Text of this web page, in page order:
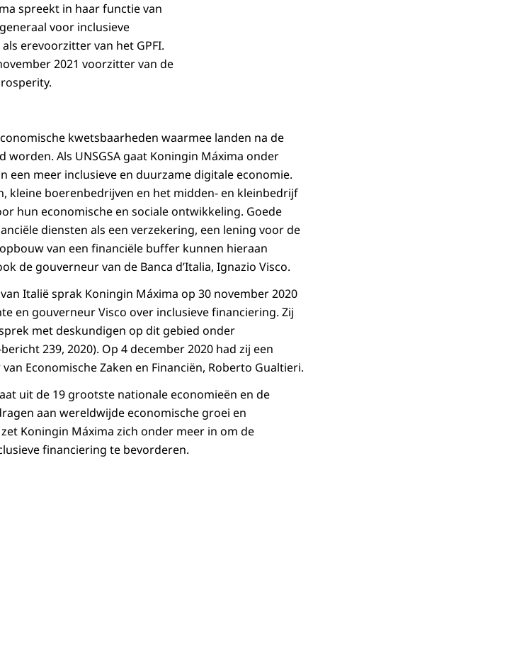
spreekt in haar functie van
voor inclusieve
erevoorzitter van het GPFI.
2021 voorzitter van de
kwetsbaarheden waarmee landen na de
Als UNSGSA gaat Koningin Máxima onder
een meer inclusieve en duurzame digitale economie.
kleine boerenbedrijven en het midden- en kleinbedrijf
hun economische en sociale ontwikkeling. Goede
diensten als een verzekering, een lening voor de
van een financiële buffer kunnen hieraan
de gouverneur van de Banca d’Italia, Ignazio Visco.
Italië sprak Koningin Máxima op 30 november 2020
en gouverneur Visco over inclusieve financiering. Zij
met deskundigen op dit gebied onder
239, 2020). Op 4 december 2020 had zij een
Economische Zaken en Financiën, Roberto Gualtieri.
uit de 19 grootste nationale economieën en de
aan wereldwijde economische groei en
Koningin Máxima zich onder meer in om de
financiering te bevorderen.